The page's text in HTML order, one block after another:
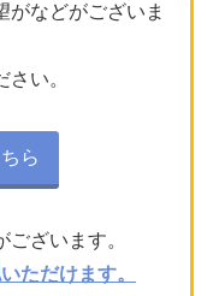
がなどがございま
い。
ら
ざいます。
ただけます。